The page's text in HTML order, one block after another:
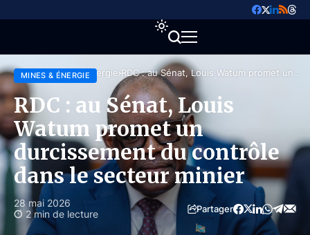
Accueil Mines & Énergie RDC : au Sénat, Louis Watum promet un
durcissement du contrôle dans le secteur
minier
MINES & ÉNERGIE
RDC : au Sénat, Louis
Watum promet un
durcissement du contrôle
dans le secteur minier
28 mai 2026
2 min de lecture
Partager